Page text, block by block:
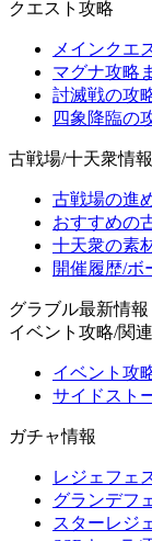
クエスト攻略
メインクエ
マグナ攻略
討滅戦の攻
四象降臨の
古戦場/十天衆情報
古戦場の進
おすすめの
十天衆の素
開催履歴/ボ
グラブル最新情報
イベント攻略/関
イベント攻
サイドスト
ガチャ情報
レジェフェ
グランデフ
スターレジ